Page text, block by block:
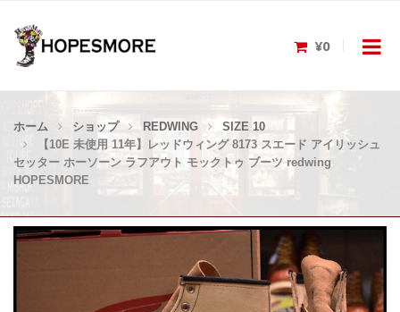
¥0
ホーム ショップ REDWING
SIZE 10
【10E 未使用 11年】レッドウィング 8173 スエード アイリッシュ
セッター ホーソーン ラフアウト モックトゥ ブーツ redwing
HOPESMORE